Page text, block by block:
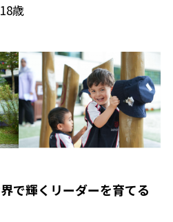
歳
で輝くリーダーを育てる